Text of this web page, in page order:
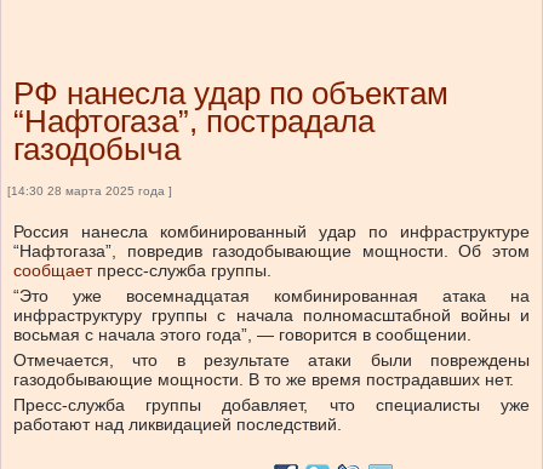
РФ нанесла удар по объектам
“Нафтогаза”, пострадала
газодобыча
[14:30 28 марта 2025 года ]
Россия нанесла комбинированный удар по инфраструктуре
“Нафтогаза”, повредив газодобывающие мощности. Об этом
сообщаетпресс-служба группы.
“Это уже восемнадцатая комбинированная атака на
инфраструктуру группы с начала полномасштабной войны и
восьмая с начала этого года”, — говорится в сообщении.
Отмечается, что в результате атаки были повреждены
газодобывающие мощности. В то же время пострадавших нет.
Пресс-служба группы добавляет, что специалисты уже
работают над ликвидацией последствий.